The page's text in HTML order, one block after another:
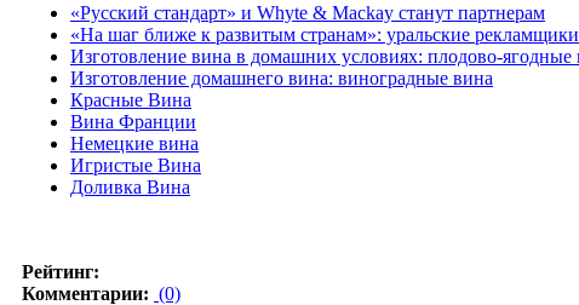
«Русский стандарт» и Whyte & Mackay станут партнерам
«На шаг ближе к развитым странам»: уральские
Изготовление вина в домашних условиях: плодово-ягодные
Изготовление домашнего вина: виноградные вина
Красные Вина
Вина Франции
Немецкие вина
Игристые Вина
Доливка Вина
Рейтинг:
Комментарии: (0)